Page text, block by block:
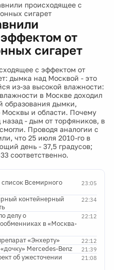
происходящее с
сигарет
от
сигарет
с эффектом от
дымка над Москвой - это
из-за высокой влажности:
в Москве доходил
образования дымки,
и области. Почему
- дым от торфяников, в
Проводя аналогии с
что 25 июля 2010-го в
день - 37,5 градусов;
соответственно.
23:05
Всемирного
22:34
контейнерный
22:12
делу о
в «Москва-
22:12
«Энхерту»
21:39
Mercedes-Benz
21:08
об ужесточении